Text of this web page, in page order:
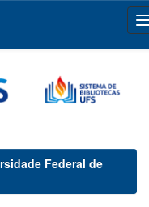
Federal de